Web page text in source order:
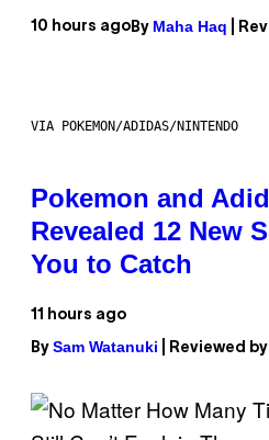
10 hours ago By Maha Haq |
VIA POKEMON/ADIDAS/NINTENDO
Pokemon and
Revealed 12 New
You to Catch
11 hours ago
By Sam Watanuki | Reviewed by